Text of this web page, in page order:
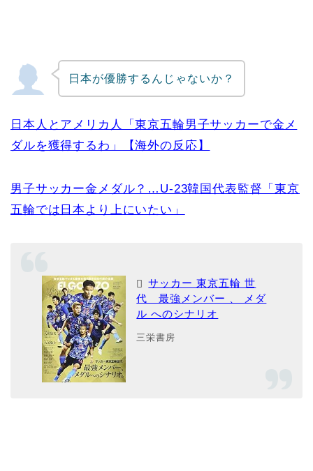
日本が優勝するんじゃないか？
日本人とアメリカ人「東京五輪男子サッカーで金メ
ダルを獲得するわ」【海外の反応】
男子サッカー金メダル？…U-23韓国代表監督「東京
五輪では日本より上にいたい」
サッカー 東京五輪 世
代 最強メンバー 、 メダ
ル へのシナリオ
三栄書房